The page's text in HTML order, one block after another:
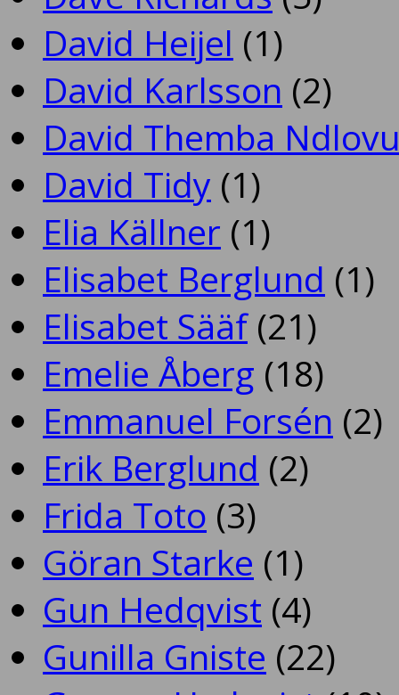
David Heijel (1)
David Karlsson (2)
David Themba
David Tidy (1)
Elia Källner (1)
Elisabet Berglund (1)
Elisabet Sääf(21)
Emelie Åberg (18)
Emmanuel Forsén (2)
Erik Berglund (2)
Frida Toto (3)
Göran Starke (1)
Gun Hedqvist (4)
Gunilla Gniste (22)